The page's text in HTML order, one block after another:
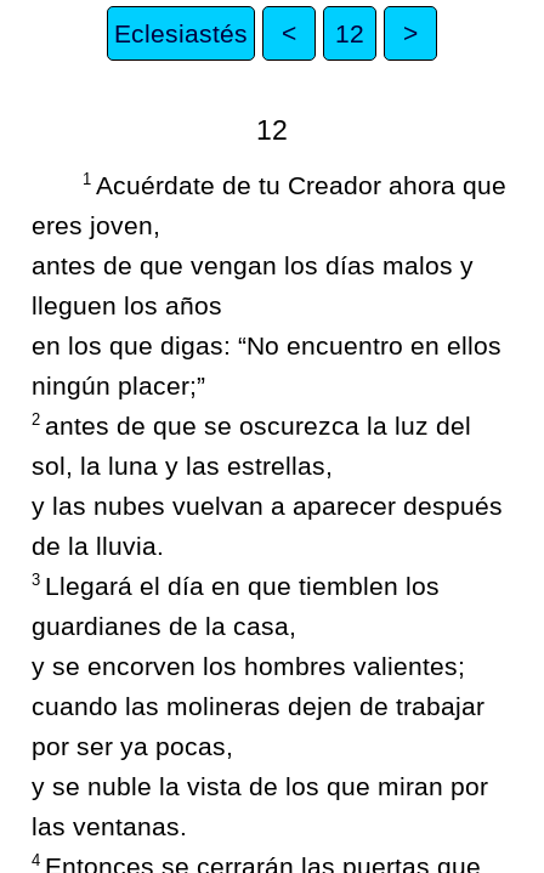
Eclesiastés < 12 >
12
1 Acuérdate de tu Creador ahora que
eres joven,
antes de que vengan los días malos y
lleguen los años
en los que digas: “No encuentro en ellos
ningún placer;”
2 antes de que se oscurezca la luz del
sol, la luna y las estrellas,
y las nubes vuelvan a aparecer después
de la lluvia.
3 Llegará el día en que tiemblen los
guardianes de la casa,
y se encorven los hombres valientes;
cuando las molineras dejen de trabajar
por ser ya pocas,
y se nuble la vista de los que miran por
las ventanas.
4 Entonces se cerrarán las puertas que